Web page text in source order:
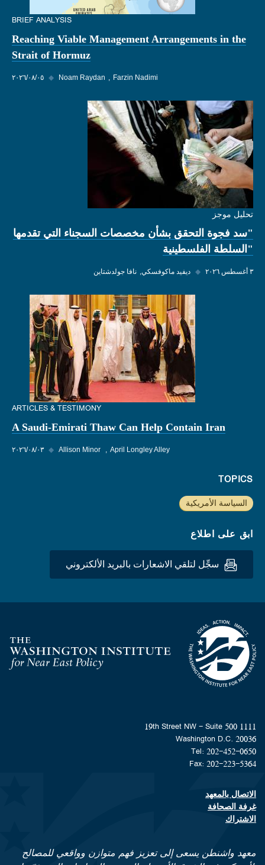
BRIEF ANALYSIS
Reaching Viable Management Arrangements in the
Strait of Hormuz
٠٥‏/٠٨‏/٢٠٢٦ ◆ Noam Raydan Farzin Nadimi
تحليل موجز
"سد فجوة التحقق بشأن مخصصات السجناء التي تقدمها
"السلطة الفلسطينية
٣ أغسطس ٢٠٢٦ ◆ ديفيد ماكوفسكي نافا جولدشتاين
ARTICLES & TESTIMONY
A Saudi-Emirati Thaw Can Help Contain Iran
٠٣‏/٠٨‏/٢٠٢٦ ◆ Allison Minor April Longley Alley
TOPICS
السياسة الأمريكية
ابق على اطلاع
سجِّل لتلقي الاشعارات بالبريد الألكتروني
Homepage
1111 19th Street NW - Suite 500
Washington D.C. 20036
Tel: 202-452-0650
Fax: 202-223-5364
Footer contact links
الاتصال بالمعهد
غرفة الصحافة
الاشتراك
معهد واشنطن يسعى إلى تعزيز فهم متوازن وواقعي للمصالح